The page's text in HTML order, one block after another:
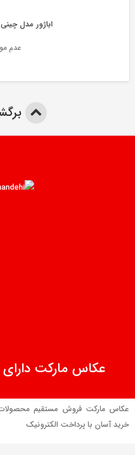
اباژور مدل
عدم
عکاس مارکت
خرید آسان با پرداخت الکترونیک